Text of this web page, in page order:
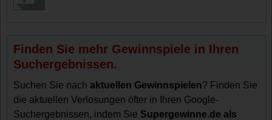
Finden Sie mehr Gewinnspiele in Ihren
Suchergebnissen.
Suchen Sie nachaktuellen Gewinnspielen? Finden Sie
die aktuellen Verlosungen öfter in Ihren Google-
Suchergebnissen, indem Sie Supergewinne.de als